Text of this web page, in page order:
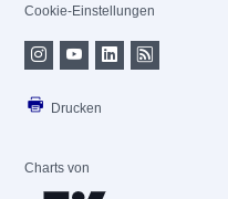
Cookie-Einstellungen
Drucken
Charts von